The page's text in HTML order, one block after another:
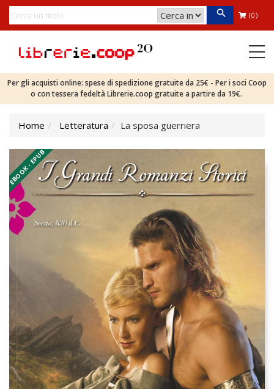
(0)
Per gli acquisti online: spese di spedizione gratuite da 25€ - Per i soci Coop
o con tessera fedeltà Librerie.coop gratuite a partire da 19€.
Home Letteratura La sposa guerriera
EBOOK - EPUB